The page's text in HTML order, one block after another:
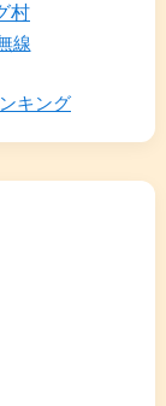
村
線
キング